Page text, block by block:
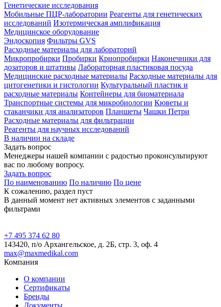
Генетические исследования
Мобильные ПЦР-лаборатории Реагенты для генетических
исследований Изотермическая амплификация
Медицинское оборудование
Эндоскопия Фильтры GVS
Расходные материалы для лабораторий
Микропробирки Пробирки Криопробирки Наконечники для
дозаторов и штативы Лабораторная пластиковая посуда
Медицинские расходные материалы Расходные материалы для
цитогенетики и гистологии Культуральный пластик и
расходные материалы Контейнеры для биоматериала
Транспортные системы для микробиологии Кюветы и
стаканчики для анализаторов Планшеты Чашки Петри
Расходные материалы для фильтрации
Реагенты для научных исследований
В наличии на складе
Задать вопрос
Менеджеры нашей компании с радостью проконсультируют
вас по любому вопросу.
Задать вопрос
По наименованию По наличию По цене
К сожалению, раздел пуст
В данный момент нет активных элементов с заданными
фильтрами
+7 495 374 62 80
143420, п/о Архангельское, д. 2Б, стр. 3, оф. 4
max@maxmedikal.com
Компания
О компании
Сертификаты
Бренды
Документы